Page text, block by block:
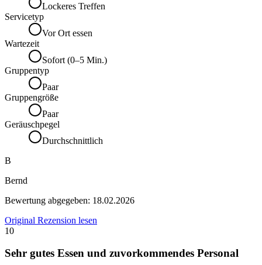
Lockeres Treffen
Servicetyp
Vor Ort essen
Wartezeit
Sofort (0–5 Min.)
Gruppentyp
Paar
Gruppengröße
Paar
Geräuschpegel
Durchschnittlich
B
Bernd
Bewertung abgegeben: 18.02.2026
Original Rezension lesen
10
Sehr gutes Essen und zuvorkommendes Personal